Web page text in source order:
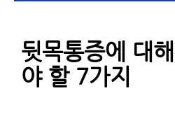
뒷목통증에 대
야 할 7가지